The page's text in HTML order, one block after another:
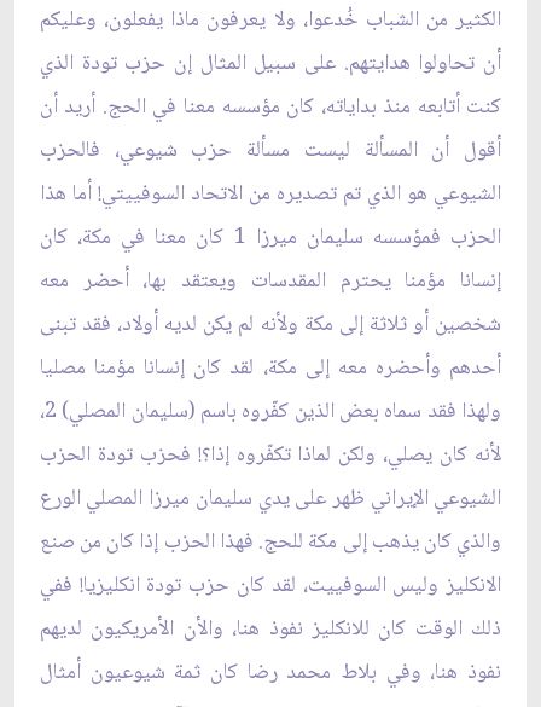
الكثير من الشباب خُدعوا، ولا يعرفون ماذا يفعلون، وعليكم
أن تحاولوا هدايتهم. على سبيل المثال إن حزب تودة الذي
كنت أتابعه منذ بداياته، كان مؤسسه معنا في الحج. أريد أن
أقول أن المسألة ليست مسألة حزب شيوعي، فالحزب
الشيوعي هو الذي تم تصديره من الاتحاد السوفييتي! أما هذا
الحزب فمؤسسه سليمان ميرزا 1 كان معنا في مكة، كان
إنسانا مؤمنا يحترم المقدسات ويعتقد بها، أحضر معه
شخصين أو ثلاثة إلى مكة ولأنه لم يكن لديه أولاد، فقد تبنى
أحدهم وأحضره معه إلى مكة، لقد كان إنسانا مؤمنا مصليا
ولهذا فقد سماه بعض الذين كفّروه باسم (سليمان المصلي) 2،
لأنه كان يصلي، ولكن لماذا تكفّروه إذا؟! فحزب تودة الحزب
الشيوعي الإيراني ظهر على يدي سليمان ميرزا المصلي الورع
والذي كان يذهب إلى مكة للحج. فهذا الحزب إذا كان من صنع
الانكليز وليس السوفييت، لقد كان حزب تودة انكليزيا! ففي
ذلك الوقت كان للانكليز نفوذ هنا، والأن الأمريكيون لديهم
نفوذ هنا، وفي بلاط محمد رضا كان ثمة شيوعيون أمثال